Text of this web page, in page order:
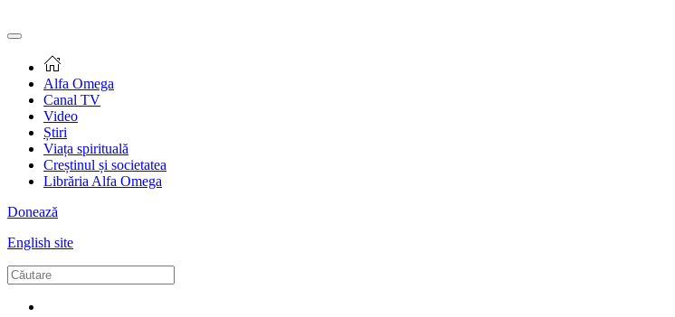
Alfa Omega
Canal TV
Video
Știri
Viața spirituală
Creștinul și societatea
Librăria Alfa Omega
Donează
English site